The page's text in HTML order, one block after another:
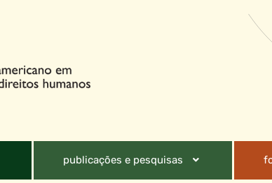
publicações e pesquisas